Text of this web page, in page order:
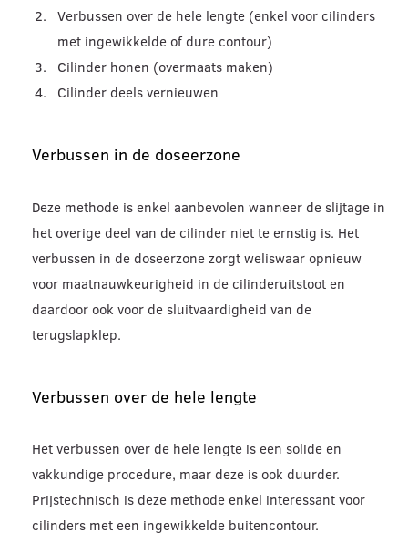
Verbussen over de hele lengte (enkel voor cilinders
met ingewikkelde of dure contour)
Cilinder honen (overmaats maken)
Cilinder deels vernieuwen
Verbussen in de doseerzone
Deze methode is enkel aanbevolen wanneer de slijtage in
het overige deel van de cilinder niet te ernstig is. Het
verbussen in de doseerzone zorgt weliswaar opnieuw
voor maatnauwkeurigheid in de cilinderuitstoot en
daardoor ook voor de sluitvaardigheid van de
terugslapklep.
Verbussen over de hele lengte
Het verbussen over de hele lengte is een solide en
vakkundige procedure, maar deze is ook duurder.
Prijstechnisch is deze methode enkel interessant voor
cilinders met een ingewikkelde buitencontour.